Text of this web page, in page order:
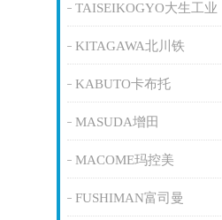
TAISEIKOGYO大生工业
KITAGAWA北川铁
KABUTO卡布托
MASUDA增田
MACOME玛控美
FUSHIMAN富司曼